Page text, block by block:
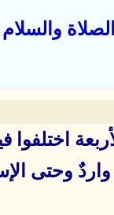
واردٌ وحتى